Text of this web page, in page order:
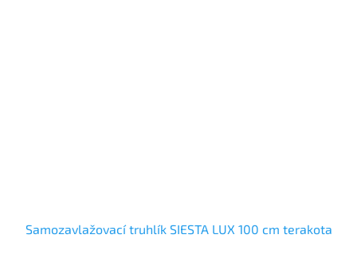
Samozavlažovací truhlík SIESTA LUX 100 cm terakota